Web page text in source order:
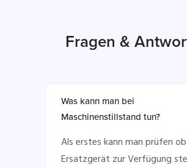
Fragen &
Was kann man bei
Maschinenstillstand tun?
Als erstes kann man prüfen
Ersatzgerät zur Verfügung